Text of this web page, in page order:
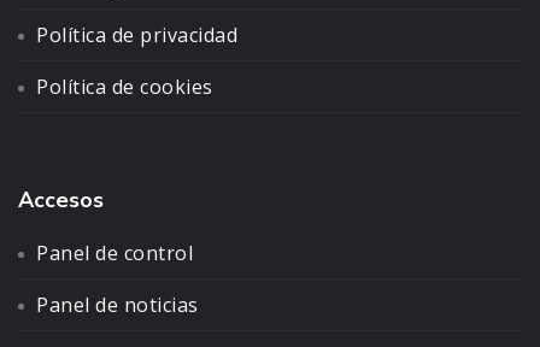
Política de privacidad
Política de cookies
Accesos
Panel de control
Panel de noticias